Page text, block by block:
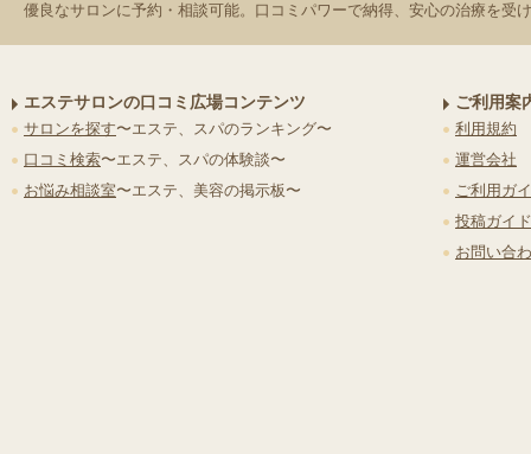
優良なサロンに予約・相談可能。口コミパワーで納得、安心の治療を受
エステサロンの口コミ広場コンテンツ
サロンを探す〜エステ、スパのランキング〜
口コミ検索〜エステ、スパの体験談〜
お悩み相談室〜エステ、美容の掲示板〜
ご利用案
利用規約
運営会社
ご利用ガ
投稿ガイ
お問い合